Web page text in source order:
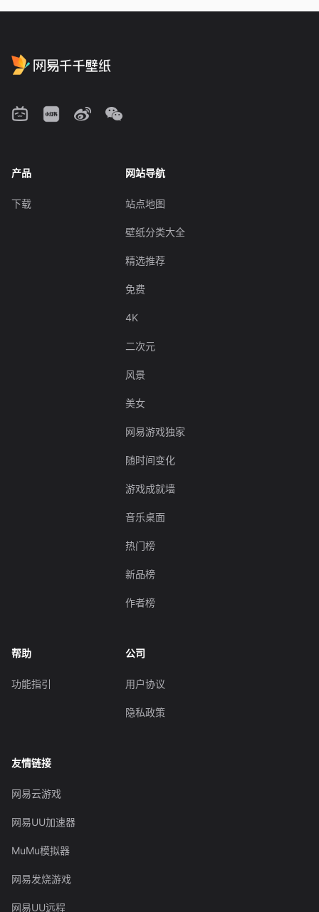
产品
下载
网站导航
站点地图
壁纸分类大全
精选推荐
免费
4K
二次元
风景
美女
网易游戏独家
随时间变化
游戏成就墙
音乐桌面
热门榜
新品榜
作者榜
帮助
功能指引
公司
用户协议
隐私政策
友情链接
网易云游戏
网易UU加速器
MuMu模拟器
网易发烧游戏
网易UU远程